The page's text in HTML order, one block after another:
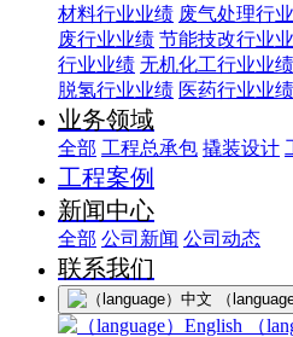
材料行业业绩 废气处理行
废行业业绩 节能技改行业
行业业绩 无机化工行业业绩
脱氢行业业绩 医药行业业绩
业务领域
全部 工程总承包 撬装设计
工程案例
新闻中心
全部 公司新闻 公司动态
联系我们
（
（